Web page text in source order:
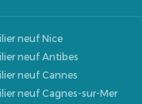
neuf Nice
neuf Antibes
neuf Cannes
neuf Cagnes-sur-Mer